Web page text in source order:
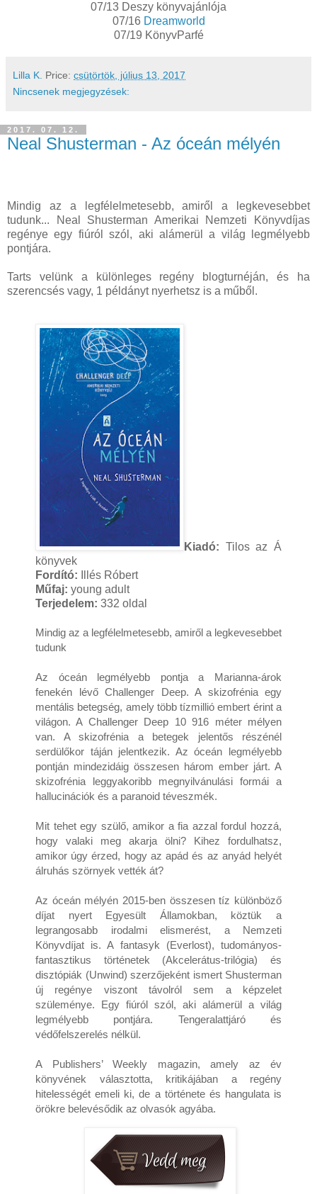
07/13 Deszy könyvajánlója
07/16 Dreamworld
07/19 KönyvParfé
Lilla K. Price: csütörtök, július 13, 2017
Nincsenek megjegyzések:
2017. 07. 12.
Neal Shusterman - Az óceán mélyén
Mindig az a legfélelmetesebb, amiről a legkevesebbet
tudunk... Neal Shusterman Amerikai Nemzeti Könyvdíjas
regénye egy fiúról szól, aki alámerül a világ legmélyebb
pontjára.
Tarts velünk a különleges regény blogturnéján, és ha
szerencsés vagy, 1 példányt nyerhetsz is a műből.
Kiadó: Tilos az Á
könyvek
Fordító:
Illés Róbert
Műfaj: young adult
Terjedelem: 332 oldal
Mindig ​az a legfélelmetesebb, amiről a legkevesebbet
tudunk
Az óceán legmélyebb pontja a Marianna-árok
fenekén lévő Challenger Deep. A skizofrénia egy
mentális betegség, amely több tízmillió embert érint a
világon. A Challenger Deep 10 916 méter mélyen
van. A skizofrénia a betegek jelentős részénél
serdülőkor táján jelentkezik. Az óceán legmélyebb
pontján mindezidáig összesen három ember járt. A
skizofrénia leggyakoribb megnyilvánulási formái a
hallucinációk és a paranoid téveszmék.
Mit tehet egy szülő, amikor a fia azzal fordul hozzá,
hogy valaki meg akarja ölni? Kihez fordulhatsz,
amikor úgy érzed, hogy az apád és az anyád helyét
álruhás szörnyek vették át?
Az óceán mélyén 2015-ben összesen tíz különböző
díjat nyert Egyesült Államokban, köztük a
legrangosabb irodalmi elismerést, a Nemzeti
Könyvdíjat is. A fantasyk (Everlost), tudományos-
fantasztikus történetek (Akcelerátus-trilógia) és
disztópiák (Unwind) szerzőjeként ismert Shusterman
új regénye viszont távolról sem a képzelet
szüleménye. Egy fiúról szól, aki alámerül a világ
legmélyebb pontjára. Tengeralattjáró és
védőfelszerelés nélkül.
A Publishers’ Weekly magazin, amely az év
könyvének választotta, kritikájában a regény
hitelességét emeli ki, de a története és hangulata is
örökre belevésődik az olvasók agyába.